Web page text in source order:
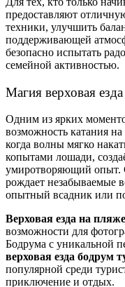
предоставляют
техники, улучшить
поддерживающей
безопасно испытать
семейной активностью.
Магия верховая
Одним из ярких
возможность катания
когда волны мягко
копытами лошади,
умиротворяющий опыт.
рождает незабываемые
опытный всадник или
Верховая езда на пляже
возможности для
Бодрума с уникальной
верховая езда бодрум
популярной среди
приключение и отдых.